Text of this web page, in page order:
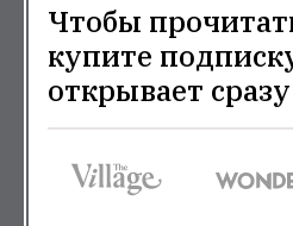
Чтобы
купите
открывает